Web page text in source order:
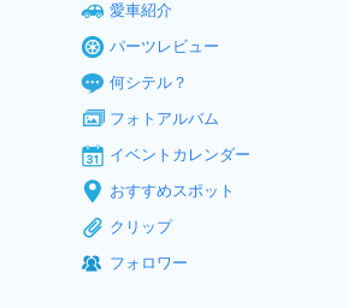
愛車紹介
パーツレビュー
何シテル？
フォトアルバム
イベントカレンダー
おすすめスポット
クリップ
フォロワー